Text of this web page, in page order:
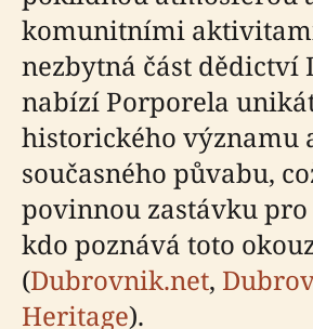
komunitními
nezbytná část dědictví
nabízí Porporela
historického významu
současného půvabu,
povinnou zastávku pro
kdo poznává toto
(Dubrovnik.net,
Heritage).